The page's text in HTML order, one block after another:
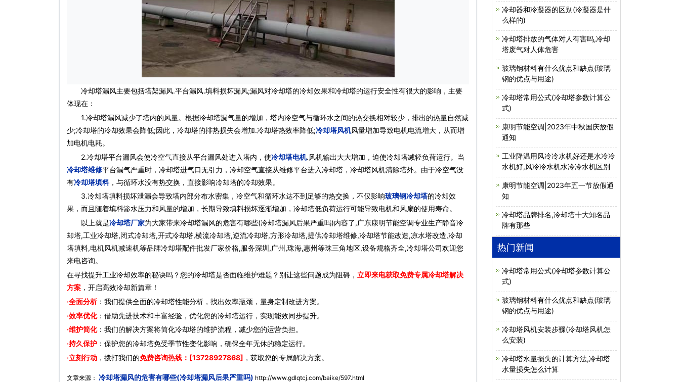
冷却塔漏风主要包括塔架漏风.平台漏风.填料损坏漏风;漏风对冷却塔的冷却效果和冷却塔的运行安全性有很大的影响，主要
体现在：
1.冷却塔漏风减少了塔内的风量。根据冷却塔漏气量的增加，塔内冷空气与循环水之间的热交换相对较少，排出的热量自然减
少;冷却塔的冷却效果会降低;因此，冷却塔的排热损失会增加.冷却塔热效率降低;冷却塔风机风量增加导致电机电流增大，从而增
加电机电耗。
2.冷却塔平台漏风会使冷空气直接从平台漏风处进入塔内，使冷却塔电机.风机输出大大增加，迫使冷却塔减轻负荷运行。当
冷却塔维修平台漏气严重时，冷却塔进气口无引力，冷却空气直接从维修平台进入冷却塔，冷却塔风机清除塔外。由于冷空气没
有冷却塔填料，与循环水没有热交换，直接影响冷却塔的冷却效果。
3.冷却塔填料损坏泄漏会导致塔内部分布水密集，冷空气和循环水达不到足够的热交换，不仅影响玻璃钢冷却塔的冷却效
果，而且随着填料渗水压力和风量的增加，长期导致填料损坏逐渐增加，冷却塔低负荷运行可能导致电机和风扇的使用寿命。
以上就是冷却塔厂家为大家带来冷却塔漏风的危害有哪些(冷却塔漏风后果严重吗)内容了,广东康明节能空调专业生产静音冷
却塔,工业冷却塔,闭式冷却塔,开式冷却塔,横流冷却塔,逆流冷却塔,方形冷却塔,提供冷却塔维修,冷却塔节能改造,凉水塔改造,冷却
塔填料,电机风机减速机等品牌冷却塔配件批发厂家价格,服务深圳,广州,珠海,惠州等珠三角地区,设备规格齐全,冷却塔公司欢迎您
来电咨询。
在寻找提升工业冷却效率的秘诀吗？您的冷却塔是否面临维护难题？别让这些问题成为阻碍， 立即来电获取免费专属冷却塔解决
方案 ，开启高效冷却新篇章！
·全面分析：我们提供全面的冷却塔性能分析，找出效率瓶颈，量身定制改进方案。
·效率优化：借助先进技术和丰富经验，优化您的冷却塔运行，实现能效同步提升。
·维护简化：我们的解决方案将简化冷却塔的维护流程，减少您的运营负担。
·持久保护 ：保护您的冷却塔免受季节性变化影响，确保全年无休的稳定运行。
·立刻行动 ，拨打我们的免费咨询热线：[13728927868] ，获取您的专属解决方案。
文章来源： 冷却塔漏风的危害有哪些(冷却塔漏风后果严重吗) http://www.gdlqtcj.com/baike/597.html
冷却器和冷凝器的区别(冷凝器是什
么样的)
冷却塔排放的气体对人有害吗,冷却
塔废气对人体危害
玻璃钢材料有什么优点和缺点(玻璃
钢的优点与用途)
冷却塔常用公式(冷却塔参数计算公
式)
康明节能空调|2023年中秋国庆放假
通知
工业降温用风冷冷水机好还是水冷冷
水机好,风冷冷水机水冷冷水机区别
康明节能空调|2023年五一节放假通
知
冷却塔品牌排名,冷却塔十大知名品
牌有那些
热门新闻
冷却塔常用公式(冷却塔参数计算公
式)
玻璃钢材料有什么优点和缺点(玻璃
钢的优点与用途)
冷却塔风机安装步骤(冷却塔风机怎
么安装)
冷却塔水量损失的计算方法,冷却塔
水量损失怎么计算